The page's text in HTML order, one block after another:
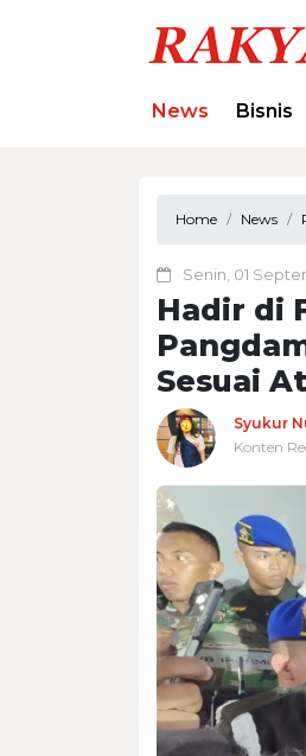
News Bisnis
Home News
Senin, 01
Hadir di
Sesuai
Syukur
Konten